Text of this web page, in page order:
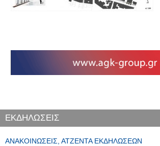
ΕΚΔΗΛΩΣΕΙΣ
ΑΝΑΚΟΙΝΏΣΕΙΣ, ΑΤΖΈΝΤΑ ΕΚΔΗΛΏΣΕΩΝ